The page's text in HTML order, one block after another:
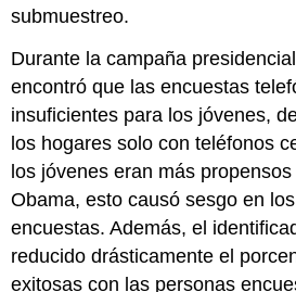
submuestreo.
Durante la campaña
encontró que las encuestas
insuficientes para los jóvenes,
los hogares solo con teléfonos
los jóvenes eran más
Obama, esto causó sesgo en
encuestas. Además, el
reducido drásticamente el
exitosas con las personas